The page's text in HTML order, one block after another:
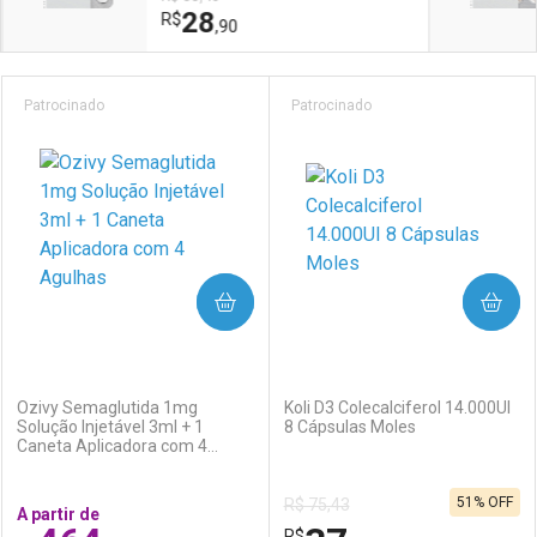
R$28,90
Prateleira
Ozivy Semaglutida 1mg
Solução Injetável 3ml + 1
Caneta Aplicadora com 4
Patrocinado
A partir de
COMPRAR
Koli D3 Colecalciferol 14.000UI
8 Cápsulas Moles
Patrocinado
R$ 75,43
51% OFF
COMPRAR